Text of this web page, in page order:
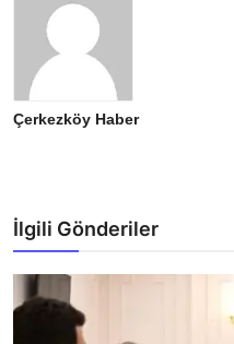
Çerkezköy Haber
İlgili Gönderiler